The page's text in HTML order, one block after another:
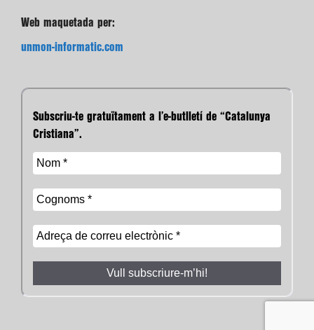
Web maquetada per:
unmon-informatic.com
Subscriu-te gratuïtament a l’e-butlletí de “Catalunya
Cristiana”.